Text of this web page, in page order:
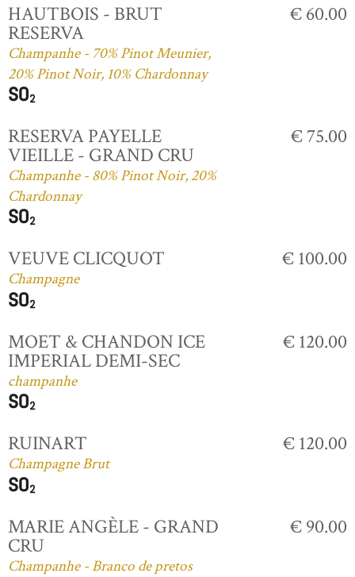
HAUTBOIS - BRUT
RESERVA
Champanhe - 70% Pinot Meunier,
20% Pinot Noir, 10% Chardonnay
€ 60.00
RESERVA PAYELLE
VIEILLE - GRAND CRU
Champanhe - 80% Pinot Noir, 20%
Chardonnay
€ 75.00
VEUVE CLICQUOT
Champagne
€ 100.00
MOET & CHANDON ICE
IMPERIAL DEMI-SEC
champanhe
€ 120.00
RUINART
Champagne Brut
€ 120.00
MARIE ANGÈLE - GRAND
CRU
Champanhe - Branco de pretos
€ 90.00